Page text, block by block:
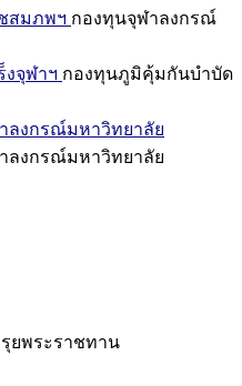
สมภพฯ กองทุนจุฬาลงกรณ์
จุฬาฯ กองทุนภูมิคุ้มกันบำบัด
ลงกรณ์มหาวิทยาลัย
ลงกรณ์มหาวิทยาลัย
รุยพระราชทาน